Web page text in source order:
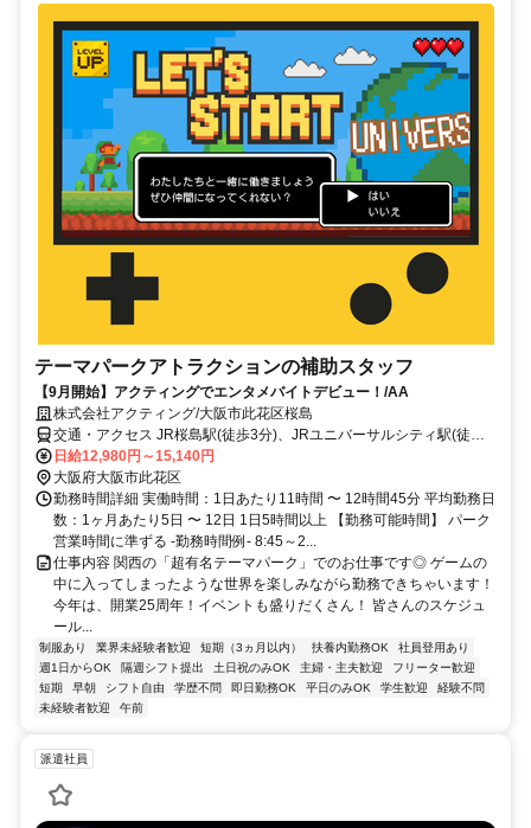
テーマパークアトラクションの補助スタッフ
【9月開始】アクティングでエンタメバイトデビュー！/AA
株式会社アクティング/大阪市此花区桜島
交通・アクセス JR桜島駅(徒歩3分)、JRユニバーサルシティ駅(徒歩
15分)
日給12,980円～15,140円
大阪府大阪市此花区
勤務時間詳細 実働時間：1日あたり11時間 〜 12時間45分 平均勤務日
数：1ヶ月あたり5日 〜 12日 1日5時間以上 【勤務可能時間】 パーク
営業時間に準ずる -勤務時間例- 8:45～2...
仕事内容 関西の「超有名テーマパーク」でのお仕事です◎ ゲームの
中に入ってしまったような世界を楽しみながら勤務できちゃいます！
今年は、開業25周年！イベントも盛りだくさん！ 皆さんのスケジュ
ール...
制服あり 業界未経験者歓迎 短期（3ヵ月以内） 扶養内勤務OK
社員登用あり
週1日からOK
隔週シフト提出 土日祝のみOK 主婦・主夫歓迎
フリーター歓迎
短期
早朝 シフト自由 学歴不問 即日勤務OK 平日のみOK 学生歓迎
経験不問
未経験者歓迎
午前
派遣社員